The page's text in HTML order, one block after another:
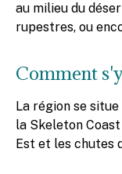
au milieu du
rupestres, ou
Comment
La région se
la Skeleton Coast
Est et les chutes